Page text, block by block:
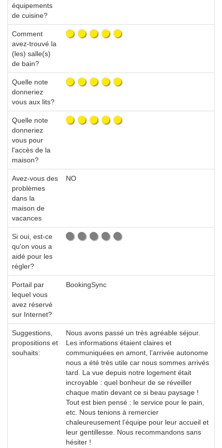
équipements
de cuisine?
Comment
avez-trouvé la
(les) salle(s)
de bain?
Quelle note
donneriez
vous aux lits?
Quelle note
donneriez
vous pour
l'accès de la
maison?
Avez-vous des
problèmes
dans la
maison de
vacances
NO
Si oui, est-ce
qu'on vous a
aidé pour les
régler?
Portail par
lequel vous
avez réservé
sur Internet?
BookingSync
Suggestions,
propositions et
souhaits:
Nous avons passé un très agréable séjour.
Les informations étaient claires et
communiquées en amont, l’arrivée autonome
nous a été très utile car nous sommes arrivés
tard. La vue depuis notre logement était
incroyable : quel bonheur de se réveiller
chaque matin devant ce si beau paysage !
Tout est bien pensé : le service pour le pain,
etc. Nous tenions à remercier
chaleureusement l’équipe pour leur accueil et
leur gentillesse. Nous recommandons sans
hésiter !